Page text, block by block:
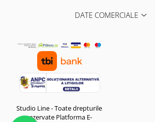
DATE COMERCIALE
Studio Line - Toate drepturile
rezervate Platforma E-